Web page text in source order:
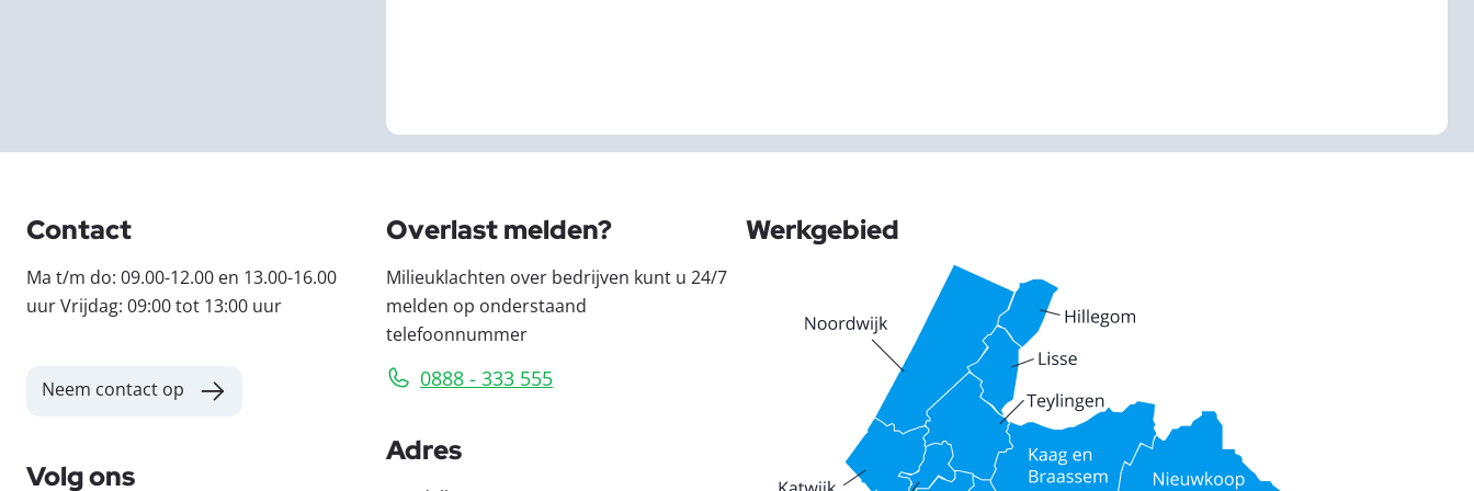
Contact
Ma t/m do: 09.00-12.00 en 13.00-16.00
uur Vrijdag: 09:00 tot 13:00 uur
Neem contact op
Volg ons
Overlast melden?
Milieuklachten over bedrijven kunt u 24/7
melden op onderstaand
telefoonnummer
0888 - 333 555
Adres
Werkgebied